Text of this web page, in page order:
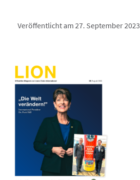
Veröffentlicht am 27. September 2023